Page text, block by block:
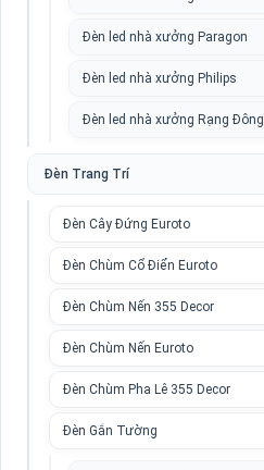
Đèn led nhà xưởng Paragon
Đèn led nhà xưởng Philips
Đèn led nhà xưởng Rạng Đông
Đèn Trang Trí
Đèn Cây Đứng Euroto
Đèn Chùm Cổ Điển Euroto
Đèn Chùm Nến 355 Decor
Đèn Chùm Nến Euroto
Đèn Chùm Pha Lê 355 Decor
Đèn Gắn Tường